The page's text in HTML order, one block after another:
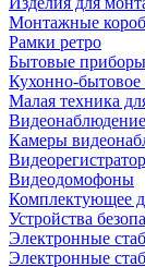
Монтажные
Рамки ретро
Бытовые приборы
Кухонно-бытовое
Малая техника
Видеонаблюдение
Камеры
Видеодомофоны
Комплектующее
Устройства
Электронные
Электронные